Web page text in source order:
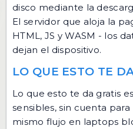
disco mediante la
El servidor que aloja la
HTML, JS y WASM - los
dejan el dispositivo.
LO QUE ESTO TE
Lo que esto te da gratis
sensibles, sin cuenta
mismo flujo en laptops